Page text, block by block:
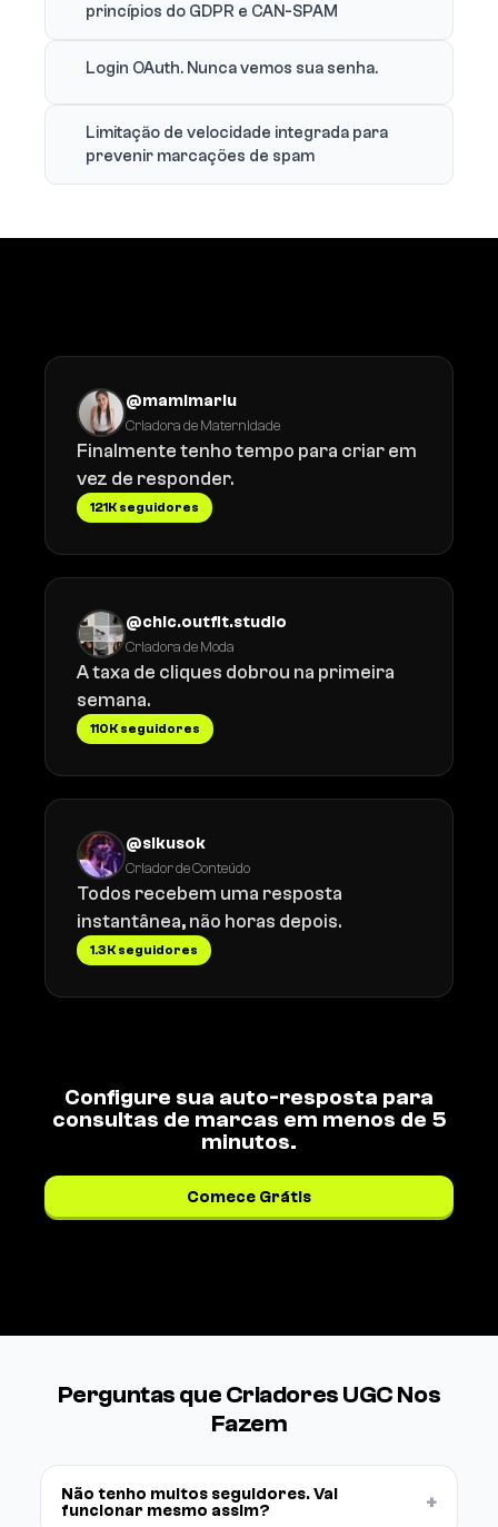
princípios do GDPR e CAN-SPAM
Login OAuth. Nunca vemos sua senha.
Limitação de velocidade integrada para
prevenir marcações de spam
@mamimariu
Criadora de Maternidade
Finalmente tenho tempo para criar em
vez de responder.
121K seguidores
@chic.outfit.studio
Criadora de Moda
A taxa de cliques dobrou na primeira
semana.
110K seguidores
@sikusok
Criador de Conteúdo
Todos recebem uma resposta
instantânea, não horas depois.
1.3K seguidores
Configure sua auto-resposta para
consultas de marcas em menos de 5
minutos.
Comece Grátis
Perguntas que Criadores UGC Nos
Fazem
Não tenho muitos seguidores. Vai
funcionar mesmo assim?
+